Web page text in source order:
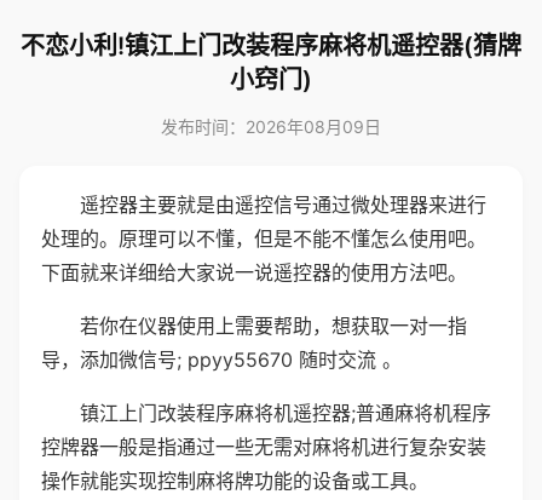
不恋小利!镇江上门改装程序麻将机遥控器(猜牌
小窍门)
发布时间：2026年08月09日
遥控器主要就是由遥控信号通过微处理器来进行
处理的。原理可以不懂，但是不能不懂怎么使用吧。
下面就来详细给大家说一说遥控器的使用方法吧。
若你在仪器使用上需要帮助，想获取一对一指
导，添加微信号; ppyy55670 随时交流 。
镇江上门改装程序麻将机遥控器;普通麻将机程序
控牌器一般是指通过一些无需对麻将机进行复杂安装
操作就能实现控制麻将牌功能的设备或工具。